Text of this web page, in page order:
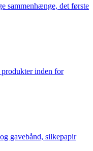
sammenhænge, det første
inden for
gavebånd, silkepapir